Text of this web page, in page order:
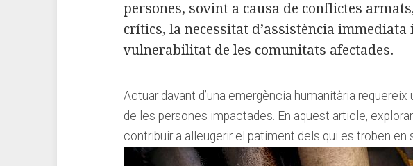
persones, sovint a ⁣causa de ‍conflictes
crítics, la necessitat d’assistència
vulnerabilitat de les ‌comunitats afectades.
Actuar davant d’una emergència ⁣humanitària
de ⁣les ‍persones impactades. En ⁢aquest article,
contribuir ‍a alleugerir el patiment ⁢dels ⁣qui​ es troben